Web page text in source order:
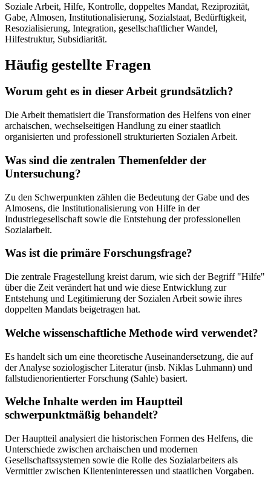
Soziale Arbeit, Hilfe, Kontrolle, doppeltes Mandat, Reziprozität,
Gabe, Almosen, Institutionalisierung, Sozialstaat, Bedürftigkeit,
Resozialisierung, Integration, gesellschaftlicher Wandel,
Hilfestruktur, Subsidiarität.
Häufig gestellte Fragen
Worum geht es in dieser Arbeit grundsätzlich?
Die Arbeit thematisiert die Transformation des Helfens von einer
archaischen, wechselseitigen Handlung zu einer staatlich
organisierten und professionell strukturierten Sozialen Arbeit.
Was sind die zentralen Themenfelder der
Untersuchung?
Zu den Schwerpunkten zählen die Bedeutung der Gabe und des
Almosens, die Institutionalisierung von Hilfe in der
Industriegesellschaft sowie die Entstehung der professionellen
Sozialarbeit.
Was ist die primäre Forschungsfrage?
Die zentrale Fragestellung kreist darum, wie sich der Begriff "Hilfe"
über die Zeit verändert hat und wie diese Entwicklung zur
Entstehung und Legitimierung der Sozialen Arbeit sowie ihres
doppelten Mandats beigetragen hat.
Welche wissenschaftliche Methode wird verwendet?
Es handelt sich um eine theoretische Auseinandersetzung, die auf
der Analyse soziologischer Literatur (insb. Niklas Luhmann) und
fallstudienorientierter Forschung (Sahle) basiert.
Welche Inhalte werden im Hauptteil
schwerpunktmäßig behandelt?
Der Hauptteil analysiert die historischen Formen des Helfens, die
Unterschiede zwischen archaischen und modernen
Gesellschaftssystemen sowie die Rolle des Sozialarbeiters als
Vermittler zwischen Klienteninteressen und staatlichen Vorgaben.